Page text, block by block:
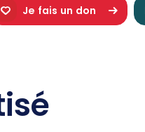
Je fais un don